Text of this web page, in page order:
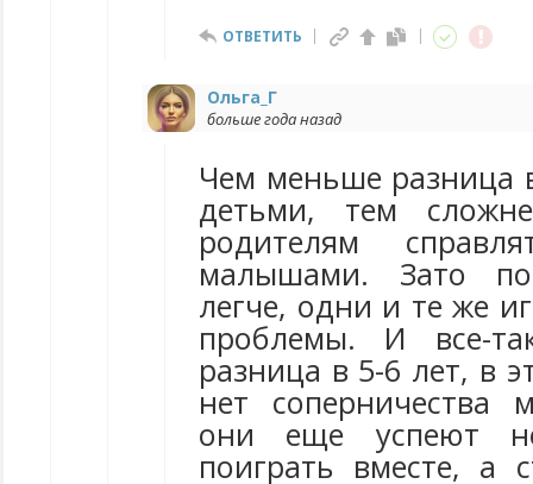
ОТВЕТИТЬ
Ольга_Г
больше года назад
Чем меньше разница
детьми, тем
родителям
малышами. Зато
легче, одни и те же
проблемы. И все-
разница в 5-6 лет, в
нет
они еще успеют
поиграть вместе, а